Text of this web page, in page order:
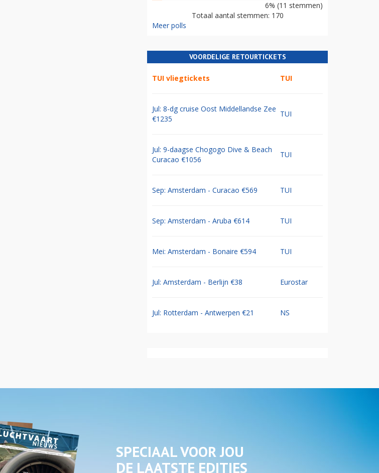
6% (11 stemmen)
Totaal aantal stemmen: 170
Meer polls
VOORDELIGE RETOURTICKETS
TUI vliegtickets TUI
Jul: 8-dg cruise Oost Middellandse Zee
€1235
TUI
Jul: 9-daagse Chogogo Dive & Beach
Curacao €1056
TUI
Sep: Amsterdam - Curacao €569 TUI
Sep: Amsterdam - Aruba €614 TUI
Mei: Amsterdam - Bonaire €594 TUI
Jul: Amsterdam - Berlijn €38 Eurostar
Jul: Rotterdam - Antwerpen €21 NS
SPECIAAL VOOR JOU
DE LAATSTE EDITIES